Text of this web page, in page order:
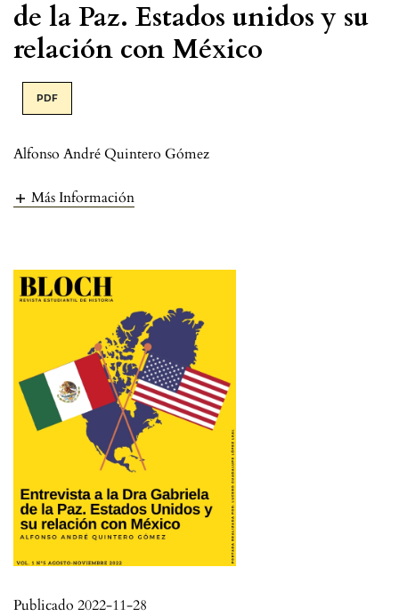
de la Paz. Estados unidos y su
relación con México
PDF
Alfonso André Quintero Gómez
Más Información
Publicado 2022-11-28